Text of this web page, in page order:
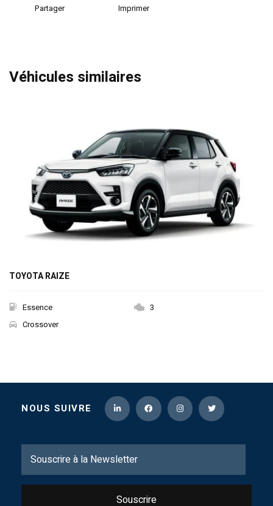
Partager Imprimer
Véhicules similaires
TOYOTA RAIZE
Essence
3
Crossover
NOUS SUIVRE
Souscrire